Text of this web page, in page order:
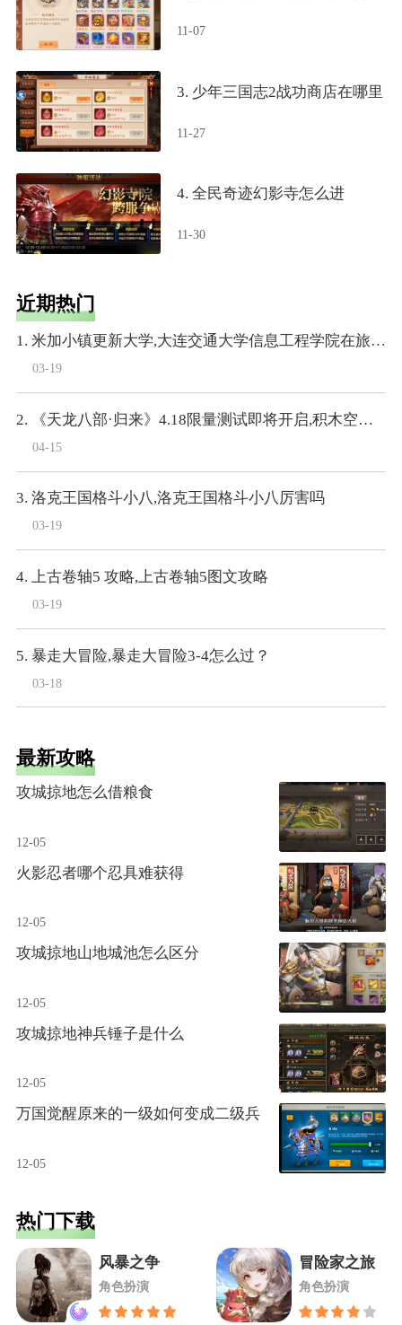
11-07
3. 少年三国志2战功商店在哪里
11-27
4. 全民奇迹幻影寺怎么进
11-30
近期热门
1. 米加小镇更新大学,大连交通大学信息工程学院在旅顺大学城里么
03-19
2. 《天龙八部·归来》4.18限量测试即将开启,积木空降爆料
04-15
3. 洛克王国格斗小八,洛克王国格斗小八厉害吗
03-19
4. 上古卷轴5 攻略,上古卷轴5图文攻略
03-19
5. 暴走大冒险,暴走大冒险3-4怎么过？
03-18
最新攻略
攻城掠地怎么借粮食
12-05
火影忍者哪个忍具难获得
12-05
攻城掠地山地城池怎么区分
12-05
攻城掠地神兵锤子是什么
12-05
万国觉醒原来的一级如何变成二级兵
12-05
热门下载
风暴之争
角色扮演
冒险家之旅
角色扮演